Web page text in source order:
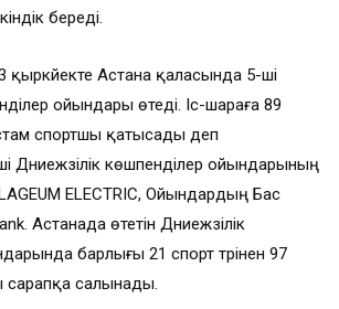
береді.
қыркүйекте Астана қаласында 5-ші
ойындары өтеді. Іс-шараға 89
спортшы қатысады деп
Дүниежүзілік көшпенділер ойындарының
ELECTRIC, Ойындардың Бас
Астанада өтетін Дүниежүзілік
барлығы 21 спорт түрінен 97
салынады.